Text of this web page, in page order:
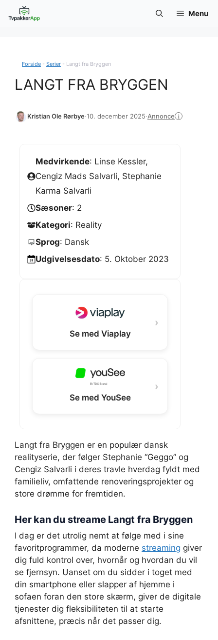
Menu
Forside - Serier - Langt fra Bryggen
LANGT FRA BRYGGEN
Kristian Ole Rørbye·10. december 2025·Annonce i
Medvirkende: Linse Kessler,
Cengiz Mads Salvarli, Stephanie
Karma Salvarli
Sæsoner: 2
Kategori: Reality
Sprog: Dansk
Udgivelsesdato: 5. Oktober 2023
Se med Viaplay
›
Se med YouSee
›
Langt fra Bryggen er en populær dansk
realityserie, der følger Stephanie “Geggo” og
Cengiz Salvarli i deres travle hverdag fyldt med
familieliv, omfattende renoveringsprojekter og
store drømme for fremtiden.
Her kan du streame Langt fra Bryggen
I dag er det utrolig nemt at følge med i sine
favoritprogrammer, da moderne streaming giver
dig fuld kontrol over, hvornår og hvordan du vil
se fjernsyn. Uanset om du sidder i toget med
din smartphone eller slapper af hjemme i
sofaen foran den store skærm, giver de digitale
tjenester dig fleksibiliteten til at starte
afsnittene, præcis når det passer dig.